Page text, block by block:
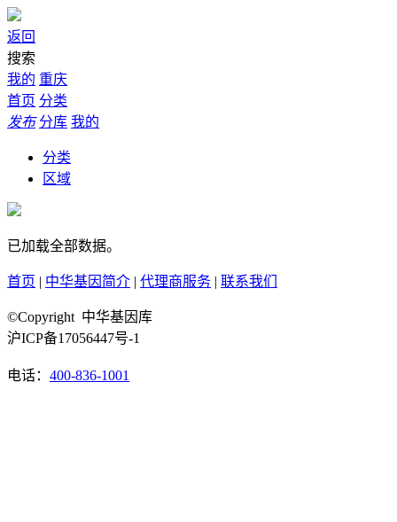
返回
搜索
我的 重庆
首页 分类
发布 分库 我的
分类
区域
已加载全部数据。
首页 | 中华基因简介 | 代理商服务 | 联系我们
©Copyright 中华基因库
沪ICP备17056447号-1
电话： 400-836-1001